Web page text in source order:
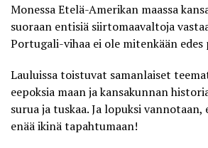
MonessaEtelä-Amerikan maassa
suoraan entisiä siirtomaavaltoja
Portugali-vihaa ei ole mitenkään edes
Lauluissa toistuvat samanlaiset
eepoksia maan ja kansakunnan
surua ja tuskaa. Ja lopuksi
enää ikinä tapahtumaan!